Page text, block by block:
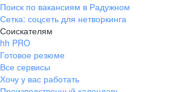
Поиск по вакансиям в Радужном
Сетка: соцсеть для нетворкинга
Соискателям
hh PRO
Готовое резюме
Все сервисы
Хочу у вас работать